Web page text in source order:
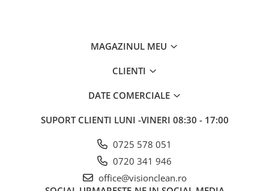
Echipamente Persoane Dizabilitati
Casa, Gradina & Bricolaj
Detergenti panouri solare
Echipamente panouri solare
Presuri industriale
MAGAZINUL MEU
CLIENTI
DATE COMERCIALE
SUPORT CLIENTI LUNI -VINERI 08:30 - 17:00
0725 578 051
0720 341 946
office@visionclean.ro